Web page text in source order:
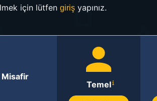
için lütfen girişyapınız.
Misafir
Temel